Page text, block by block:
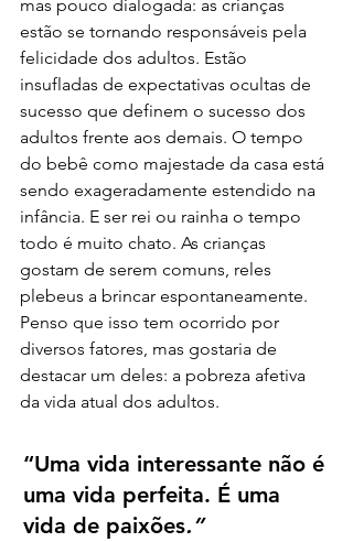
mas pouco dialogada: as crianças
estão se tornando responsáveis pela
felicidade dos adultos. Estão
insufladas de expectativas ocultas de
sucesso que definem o sucesso dos
adultos frente aos demais. O tempo
do bebê como majestade da casa está
sendo exageradamente estendido na
infância. E ser rei ou rainha o tempo
todo é muito chato. As crianças
gostam de serem comuns, reles
plebeus a brincar espontaneamente.
Penso que isso tem ocorrido por
diversos fatores, mas gostaria de
destacar um deles: a pobreza afetiva
da vida atual dos adultos.
“Uma vida interessante não é
uma vida perfeita. É uma
vida de paixões.”